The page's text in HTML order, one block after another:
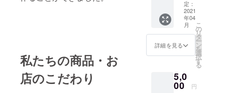
私たちの商品・お
店のこだわり
らず）
提供※1
日1回ま
で開始
日から
年間何
度でも
定：
2021
年04
月
詳細を見る
こ
の
リ
タ
ー
ン
を
選
択
す
る
5,0
00 円